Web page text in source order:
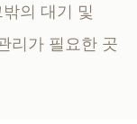
밖의 대기 및
리가 필요한 곳